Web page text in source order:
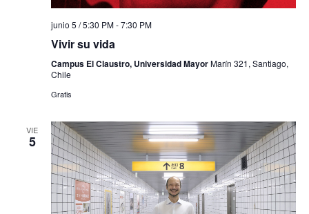
junio 5 / 5:30 PM-7:30 PM
Vivir su vida
Campus El Claustro, Universidad MayorMarín 321, Santiago,
Chile
Gratis
VIE
5